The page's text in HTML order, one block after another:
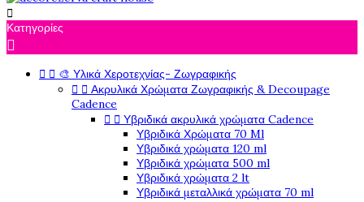

Κατηγορίες

  🎨 Υλικά Χεροτεχνίας- Ζωγραφικής
  Ακρυλικά Χρώματα Ζωγραφικής & Decoupage
Cadence
  Υβριδικά ακρυλικά χρώματα Cadence
Υβριδικά Χρώματα 70 Ml
Υβριδικά χρώματα 120 ml
Υβριδικά χρώματα 500 ml
Υβριδικά χρώματα 2 lt
Υβριδικά μεταλλικά χρώματα 70 ml